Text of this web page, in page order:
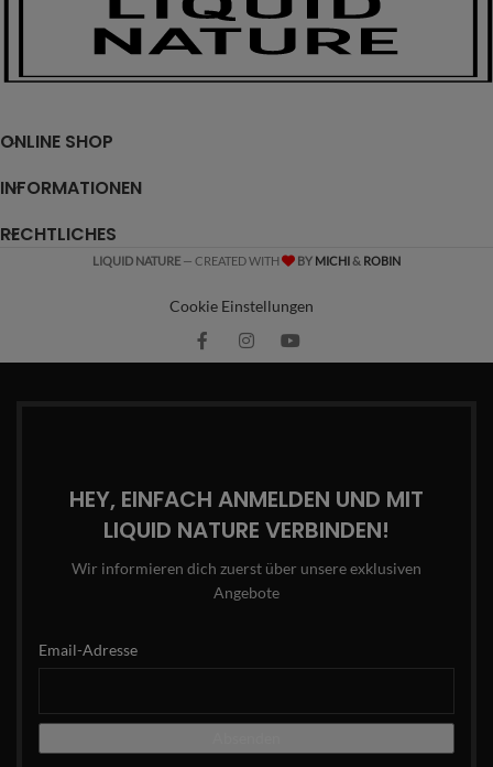
ONLINE SHOP
INFORMATIONEN
RECHTLICHES
LIQUID NATURE — CREATED WITH BY MICHI& ROBIN
Cookie Einstellungen
HEY, EINFACH ANMELDEN UND MIT
LIQUID NATURE VERBINDEN!
Wir informieren dich zuerst über unsere exklusiven
Angebote
Email-Adresse